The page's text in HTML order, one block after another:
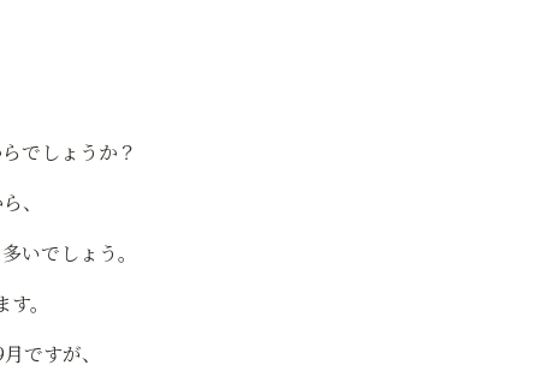
でしょうか？
、
いでしょう。
。
ですが、